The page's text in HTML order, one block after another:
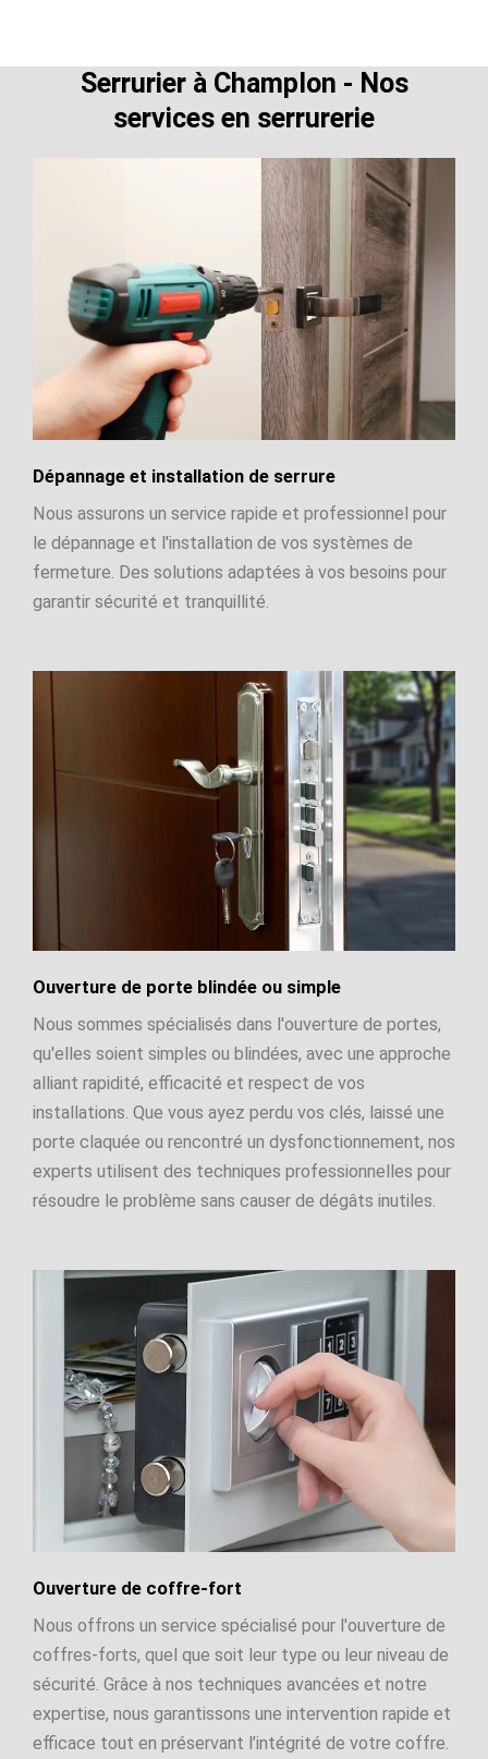
Serrurier à Champlon - Nos
services en serrurerie
Dépannage et installation de serrure
Nous assurons un service rapide et professionnel pour
le dépannage et l'installation de vos systèmes de
fermeture. Des solutions adaptées à vos besoins pour
garantir sécurité et tranquillité.
Ouverture de porte blindée ou simple
Nous sommes spécialisés dans l'ouverture de portes,
qu'elles soient simples ou blindées, avec une approche
alliant rapidité, efficacité et respect de vos
installations. Que vous ayez perdu vos clés, laissé une
porte claquée ou rencontré un dysfonctionnement, nos
experts utilisent des techniques professionnelles pour
résoudre le problème sans causer de dégâts inutiles.
Ouverture de coffre-fort
Nous offrons un service spécialisé pour l'ouverture de
coffres-forts, quel que soit leur type ou leur niveau de
sécurité. Grâce à nos techniques avancées et notre
expertise, nous garantissons une intervention rapide et
efficace tout en préservant l’intégrité de votre coffre.